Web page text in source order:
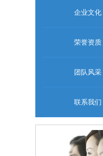
企业文化
荣誉资质
团队风采
联系我们